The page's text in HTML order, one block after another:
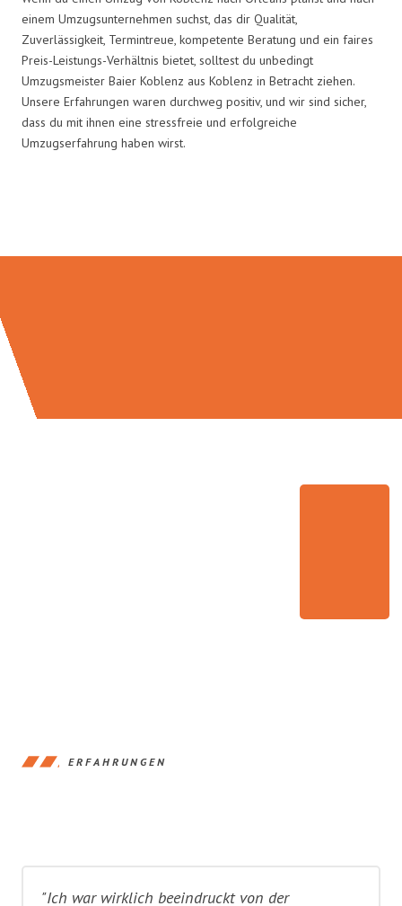
einem Umzugsunternehmen suchst, das dir Qualität,
Zuverlässigkeit, Termintreue, kompetente Beratung und ein faires
Preis-Leistungs-Verhältnis bietet, solltest du unbedingt
Umzugsmeister Baier Koblenz aus Koblenz in Betracht ziehen.
Unsere Erfahrungen waren durchweg positiv, und wir sind sicher,
dass du mit ihnen eine stressfreie und erfolgreiche
Umzugserfahrung haben wirst.
ERFAHRUNGEN
"Ich war wirklich beeindruckt von der